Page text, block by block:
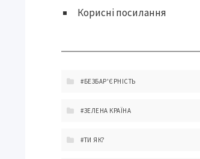
Корисні посилання
#БЕЗБАР'ЄРНІСТЬ
#ЗЕЛЕНА КРАЇНА
#ТИ ЯК?